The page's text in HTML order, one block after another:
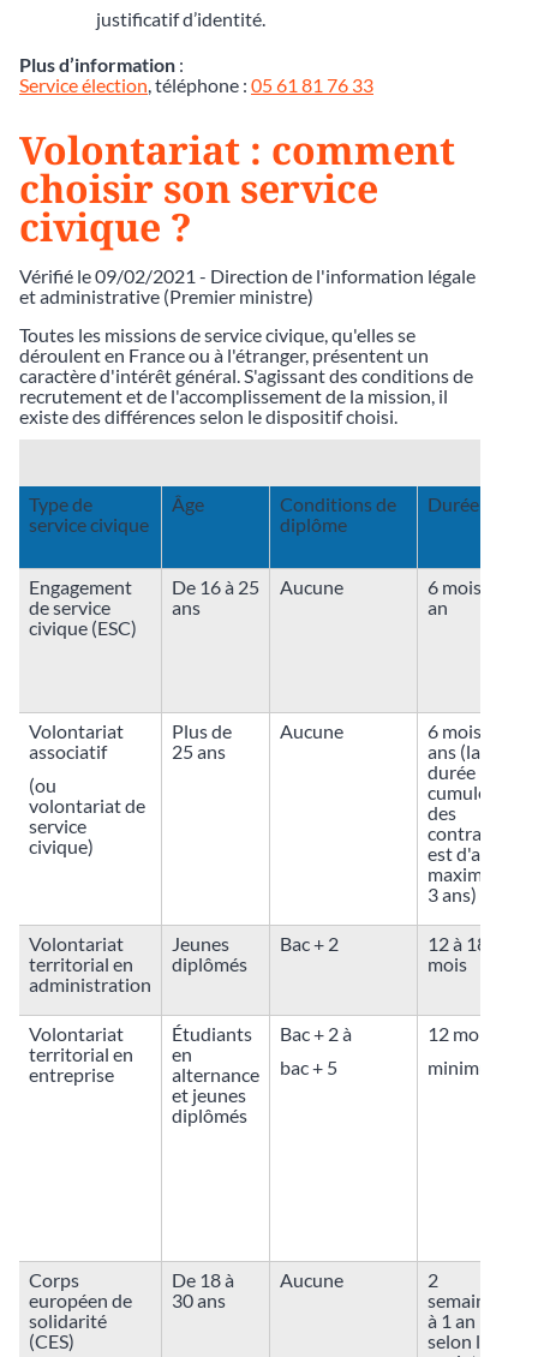
justificatif d’identité.
Plus d’information :
Service élection , téléphone : 05 61 81 76 33
Volontariat : comment
choisir son service
civique ?
Vérifié le 09/02/2021 - Direction de l'information légale
et administrative (Premier ministre)
Toutes les missions de service civique, qu'elles se
déroulent en France ou à l'étranger, présentent un
caractère d'intérêt général. S'agissant des conditions de
recrutement et de l'accomplissement de la mission, il
existe des différences selon le dispositif choisi.
Type de
service civique
Âge
Conditions de
diplôme
Durée
Engagement
de service
civique (ESC)
De 16 à 25
ans
Aucune
6 mois à 1
an
Volontariat
associatif
(ou
volontariat de
service
civique)
Plus de
25 ans
Aucune
6 mois à 2
ans (la
durée
cumulée
des
contrats
est d'au
maximum
3 ans)
Volontariat
territorial en
administration
Jeunes
diplômés
Bac + 2
12 à 18
mois
Volontariat
territorial en
entreprise
Étudiants
en
alternance
et jeunes
diplômés
Bac + 2 à
bac + 5
12 mois
minimum
Corps
européen de
solidarité
(CES)
De 18 à
30 ans
Aucune
2
semaines
à 1 an
selon le